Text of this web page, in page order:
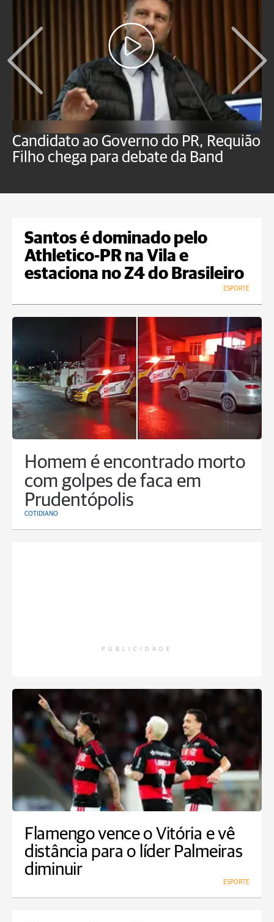
Candidato ao Governo do PR, Requião
Filho chega para debate da Band
Santos é dominado pelo
Athletico-PR na Vila e
estaciona no Z4 do Brasileiro
ESPORTE
Homem é encontrado morto
com golpes de faca em
Prudentópolis
COTIDIANO
PUBLICIDADE
Flamengo vence o Vitória e vê
distância para o líder Palmeiras
diminuir
ESPORTE